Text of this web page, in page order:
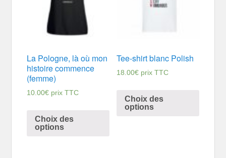
La Pologne, là où mon
histoire commence
(femme)
10.00€ prix TTC
Choix des
options
Tee-shirt blanc Polish
18.00€ prix TTC
Choix des
options